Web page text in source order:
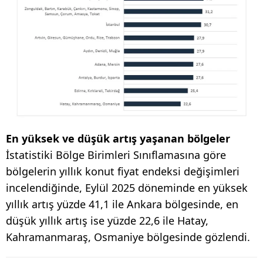
En yüksek ve düşük artış yaşanan bölgeler
İstatistiki Bölge Birimleri Sınıflamasına göre
bölgelerin yıllık konut fiyat endeksi değişimleri
incelendiğinde, Eylül 2025 döneminde en yüksek
yıllık artış yüzde 41,1 ile Ankara bölgesinde, en
düşük yıllık artış ise yüzde 22,6 ile Hatay,
Kahramanmaraş, Osmaniye bölgesinde gözlendi.